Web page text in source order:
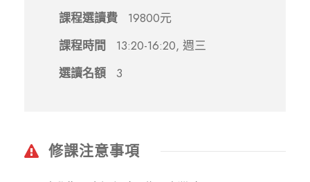
課程選讀費
19800元
課程時間
13:20-16:20, 週三
選讀名額
3
修課注意事項